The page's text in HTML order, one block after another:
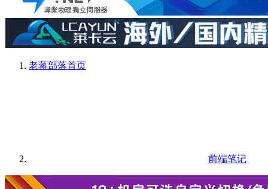
老蒋部落首页
前端笔记